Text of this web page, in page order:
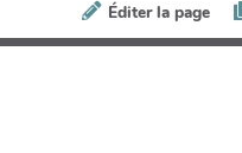
Éditer la page